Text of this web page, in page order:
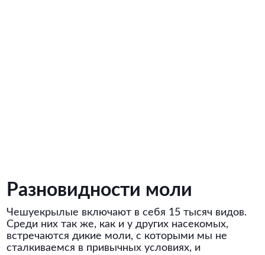
Разновидности моли
Чешуекрылые включают в себя 15 тысяч видов.
Среди них так же, как и у других насекомых,
встречаются дикие моли, с которыми мы не
сталкиваемся в привычных условиях, и